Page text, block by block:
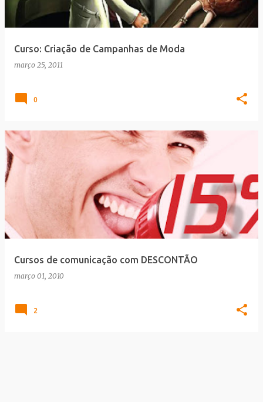
Curso: Criação de Campanhas de Moda
março 25, 2011
0
Cursos de comunicação com DESCONTÃO
março 01, 2010
2